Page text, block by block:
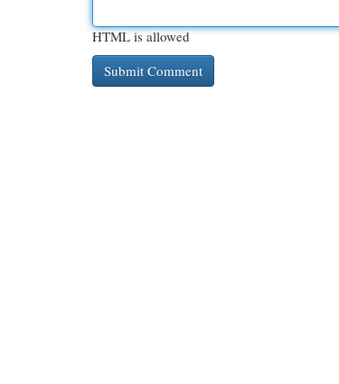
HTML is allowed